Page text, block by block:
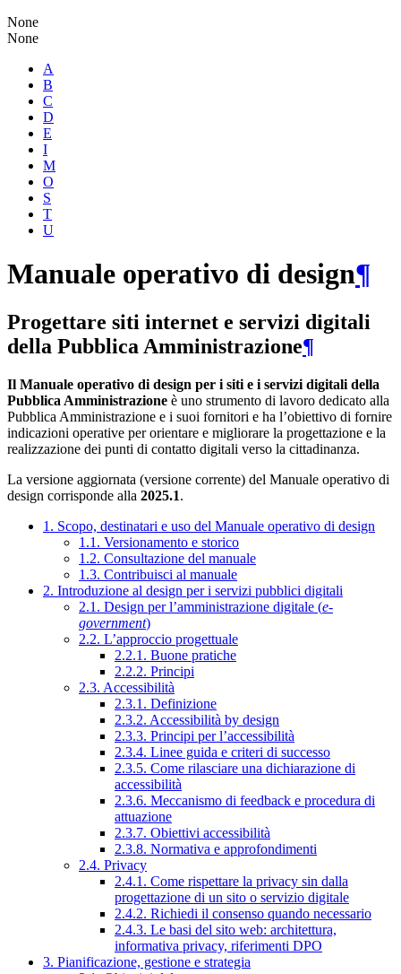
None
None
A
B
C
D
E
I
M
O
S
T
U
Manuale operativo di design¶
Progettare siti internet e servizi digitali
della Pubblica Amministrazione¶
Il Manuale operativo di design per i siti e i servizi digitali della
Pubblica Amministrazione è uno strumento di lavoro dedicato alla
Pubblica Amministrazione e i suoi fornitori e ha l’obiettivo di fornire
indicazioni operative per orientare e migliorare la progettazione e la
realizzazione dei punti di contatto digitali verso la cittadinanza.
La versione aggiornata (versione corrente) del Manuale operativo di
design corrisponde alla 2025.1.
1. Scopo, destinatari e uso del Manuale operativo di design
1.1. Versionamento e storico
1.2. Consultazione del manuale
1.3. Contribuisci al manuale
2. Introduzione al design per i servizi pubblici digitali
2.1. Design per l’amministrazione digitale (e-
government)
2.2. L’approccio progettuale
2.2.1. Buone pratiche
2.2.2. Principi
2.3. Accessibilità
2.3.1. Definizione
2.3.2. Accessibilità by design
2.3.3. Principi per l’accessibilità
2.3.4. Linee guida e criteri di successo
2.3.5. Come rilasciare una dichiarazione di
accessibilità
2.3.6. Meccanismo di feedback e procedura di
attuazione
2.3.7. Obiettivi accessibilità
2.3.8. Normativa e approfondimenti
2.4. Privacy
2.4.1. Come rispettare la privacy sin dalla
progettazione di un sito o servizio digitale
2.4.2. Richiedi il consenso quando necessario
2.4.3. Le basi del sito web: architettura,
informativa privacy, riferimenti DPO
3. Pianificazione, gestione e strategia